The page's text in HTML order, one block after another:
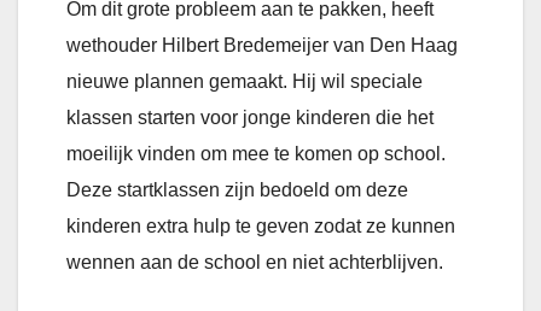
Om dit grote probleem aan te pakken, heeft
wethouder Hilbert Bredemeijer van Den Haag
nieuwe plannen gemaakt. Hij wil speciale
klassen starten voor jonge kinderen die het
moeilijk vinden om mee te komen op school.
Deze startklassen zijn bedoeld om deze
kinderen extra hulp te geven zodat ze kunnen
wennen aan de school en niet achterblijven.